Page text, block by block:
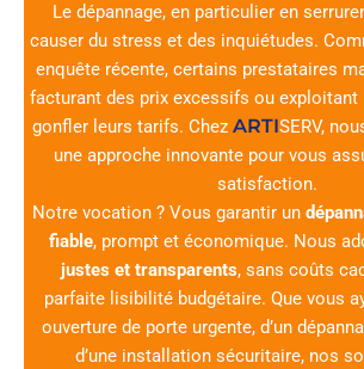
Le dépannage, en particulier en
causer du stress et des inquiétudes.
enquête récente, certains prestataires
facturant des prix excessifs ou exploitant
gonfler leurs tarifs. Chez ARTISERV,
une approche innovante pour vous
satisfaction.
Notre vocation ? Vous garantir un
fiable, prompt et économique. Nous
justes et transparents, sans coûts
parfaite lisibilité budgétaire. Que vous
ouverture de porte urgente, d’un
d’une installation sécuritaire, nos